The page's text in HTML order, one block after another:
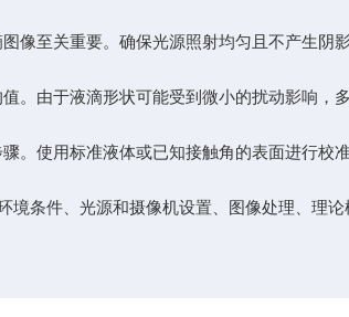
至关重要。确保光源照射均匀且不产生阴
由于液滴形状可能受到微小的扰动影响，
使用标准液体或已知接触角的表面进行校
境条件、光源和摄像机设置、图像处理、理